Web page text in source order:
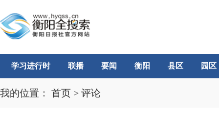
学习进行时 联播 要闻 衡阳 县区 园区
我的位置： 首页 > 评论